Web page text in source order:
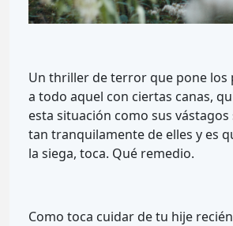
Un thriller de terror que pone los
a todo aquel con ciertas canas,
esta situación como sus vástagos
tan tranquilamente de elles y es
la siega, toca. Qué remedio.
Como toca cuidar de tu hije